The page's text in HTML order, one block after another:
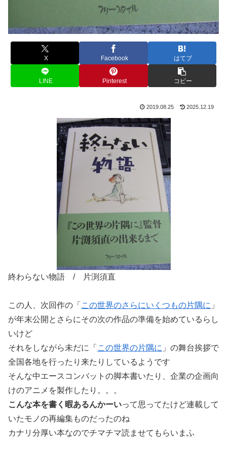
X Facebook はてブ
LINE Pinterest コピー
2019.08.25 2025.12.19
終わらない物語 / 片渕須直
この人、次回作の「 この世界のさらにいくつもの片隅に 」
が年末公開とさらにその次の作品の準備を始めているらし
いけど
それをしながら未だに「 この世界の片隅に 」の舞台挨拶で
全国各地を行ったり来たりしているようです
そんな中エースコンバットの脚本書いたり、企業の企画向
けのアニメを製作したり。。。
こんな本を書く暇あるんかーいって思ってたけど連載して
いたモノの再編集ものだったのね
カナリ分厚い本なのでチマチマ読ませてもらいまふ